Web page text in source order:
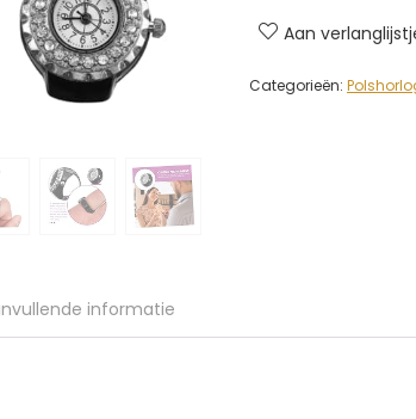
Aan
Categorieën:
informatie